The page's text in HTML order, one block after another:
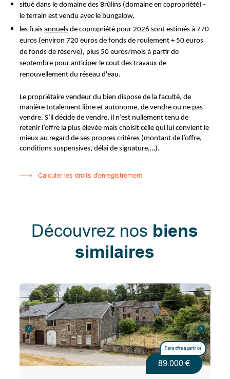
situé dans le domaine des Brûlins (domaine en copropriété) -
le terrain est vendu avec le bungalow,
les fraisannuels de copropriété pour 2026 sont estimés à 770
euros (environ 720 euros de fonds de roulement + 50 euros
de fonds de réserve), plus 50 euros/mois à partir de
septembre pour anticiper le cout des travaux de
renouvellement du réseau d'eau.
Le propriétaire vendeur du bien dispose de la faculté, de
manière totalement libre et autonome, de vendre ou ne pas
vendre. S’il décide de vendre, il n’est nullement tenu de
retenir l’offre la plus élevée mais choisit celle qui lui convient le
mieux au regard de ses propres critères (montant de l’offre,
conditions suspensives, délai de signature,…).
Calculer les droits d'enregistrement
Découvrez nos biens
similaires
Faire offre à partir de
89.000 €